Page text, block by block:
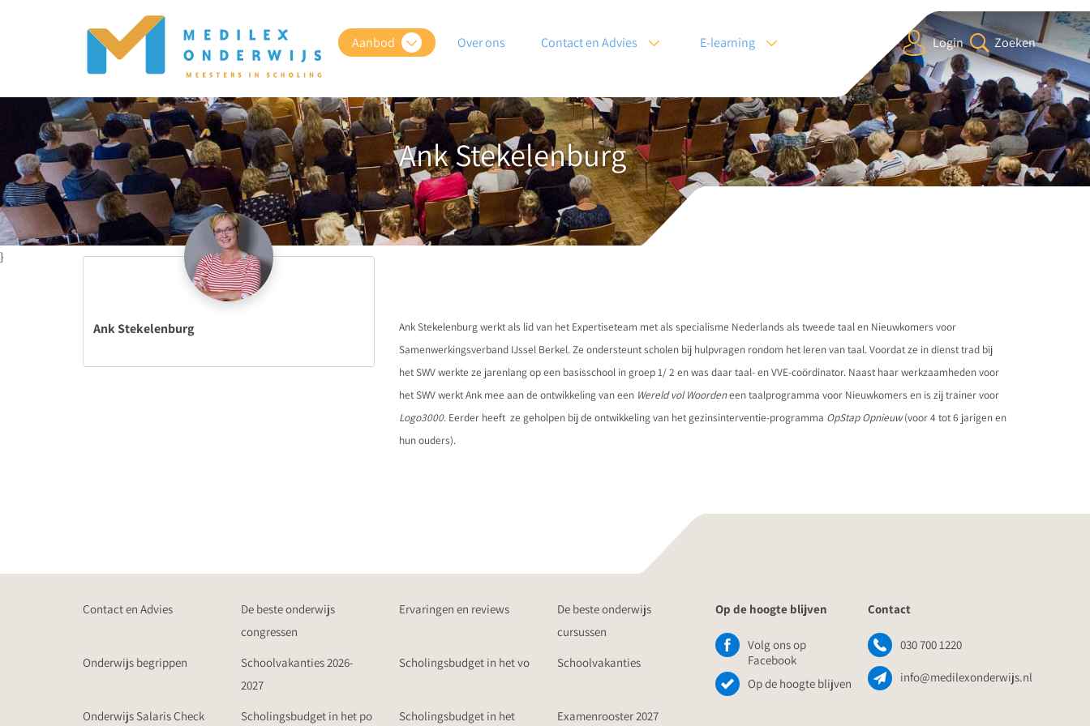
Aanbod Over ons Contact en Advies E-learning Login Zoeken
Ank Stekelenburg
}
Ank Stekelenburg
Ank Stekelenburg werkt als lid van het Expertiseteam met als specialisme Nederlands als tweede taal en Nieuwkomers voor
Samenwerkingsverband IJssel Berkel. Ze ondersteunt scholen bij hulpvragen rondom het leren van taal. Voordat ze in dienst trad bij
het SWV werkte ze jarenlang op een basisschool in groep 1/ 2 en was daar taal- en VVE-coördinator. Naast haar werkzaamheden voor
het SWV werkt Ank mee aan de ontwikkeling van een Wereld vol Woordeneen taalprogramma voor Nieuwkomers en is zij trainer voor
Logo3000. Eerder heeft ze geholpen bij de ontwikkeling van het gezinsinterventie-programma OpStap Opnieuw(voor 4 tot 6 jarigen en
hun ouders).
Contact en Advies
De beste onderwijs
congressen
Ervaringen en reviews
De beste onderwijs
cursussen
Onderwijs begrippen
Schoolvakanties 2026-
2027
Scholingsbudget in het vo Schoolvakanties
Onderwijs Salaris Check Scholingsbudget in het po Scholingsbudget in het Examenrooster 2027
Op de hoogte blijven
Volg ons op
Facebook
Op de hoogte blijven
Contact
030 700 1220
info@medilexonderwijs.nl